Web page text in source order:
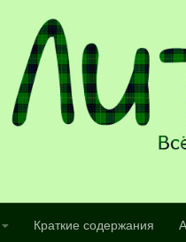
Краткие содержания